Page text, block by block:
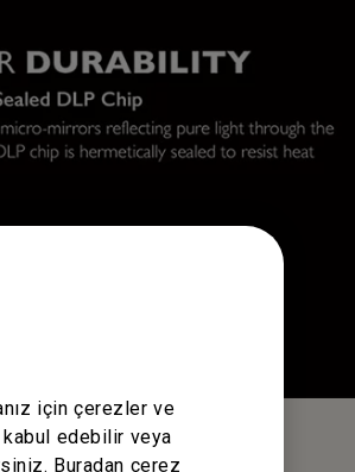
için çerezler ve
edebilir veya
Buradan çerez